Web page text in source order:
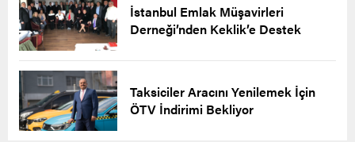
İstanbul Emlak Müşavirleri
Derneği’nden Keklik’e Destek
Taksiciler Aracını Yenilemek İçin
ÖTV İndirimi Bekliyor